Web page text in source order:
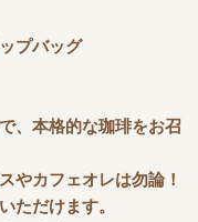
プバッグ
、本格的な珈琲をお召
やカフェオレは勿論！
ただけます。